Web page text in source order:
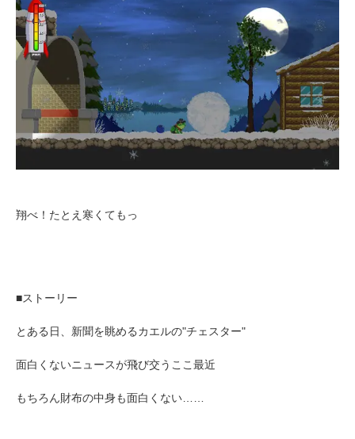
翔べ！たとえ寒くてもっ
■ストーリー
とある日、新聞を眺めるカエルの"チェスター"
面白くないニュースが飛び交うここ最近
もちろん財布の中身も面白くない……